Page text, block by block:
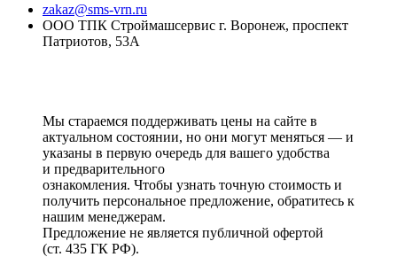
zakaz@sms-vrn.ru
ООО ТПК Строймашсервис г. Воронеж, проспект
Патриотов, 53А
Мы стараемся поддерживать цены на сайте в
актуальном состоянии, но они могут меняться — и
указаны в первую очередь для вашего удобства
и предварительного
ознакомления. Чтобы узнать точную стоимость и
получить персональное предложение, обратитесь к
нашим менеджерам.
Предложение не является публичной офертой
(ст. 435 ГК РФ).